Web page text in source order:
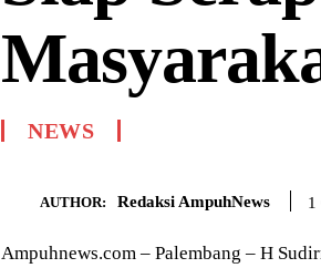
NEWS
AUTHOR: Redaksi AmpuhNews 1
Ampuhnews.com – Palembang – H